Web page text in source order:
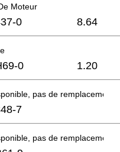
Moteur
0 8.64
0 1.20
pas de remplacement
7
pas de remplacement